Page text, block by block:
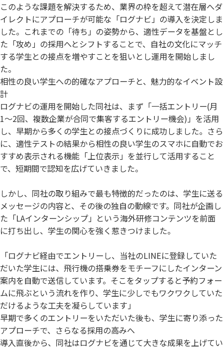
このような課題を解決するため、業界の枠を超えて潜在層へダ
イレクトにアプローチが可能な「ログナビ」の導入を決定しま
した。これまでの「待ち」の姿勢から、適性データを基盤とし
た「攻め」の採用へとシフトすることで、自社の文化にマッチ
する学生との接点を増やすことを狙いとし運用を開始しまし
た。
相性の良い学生への的確なアプローチと、魅力的なイベント設
計
ログナビの運用を開始した同社は、まず「一括エントリー(月
1〜2回、複数企業が合同で集客するエントリー機会)」を活用
し、早期から多くの学生との接点づくりに成功しました。さら
に、適性テストの結果から相性の良い学生のスマホに自動でお
すすめ表示される機能「上位表示」を並行して活用すること
で、短期間で認知を広げていきました。
しかし、同社の取り組みで最も特徴的だったのは、学生に送る
メッセージの内容と、その後の独自の動線です。同社が企画し
た「LAインターンシップ」という海外研修コンテンツを前面
に打ち出し、学生の関心を強く惹きつけました。
「ログナビ経由でエントリーし、当社のLINEに登録していた
だいた学生には、飛行機の搭乗券をモチーフにしたインターン
案内を自動で送信しています。そこをタップすると予約フォー
ムに飛ぶという流れを作り、学生に少しでもワクワクしていた
だけるような工夫を凝らしています」
早期で多くのエントリーをいただいた後も、学生に寄り添った
アプローチで、さらなる採用の高みへ
導入直後から、同社はログナビを通じて大きな成果を上げてい